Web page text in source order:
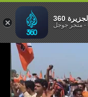
2 الجزيرة 360
-متجر جوجل